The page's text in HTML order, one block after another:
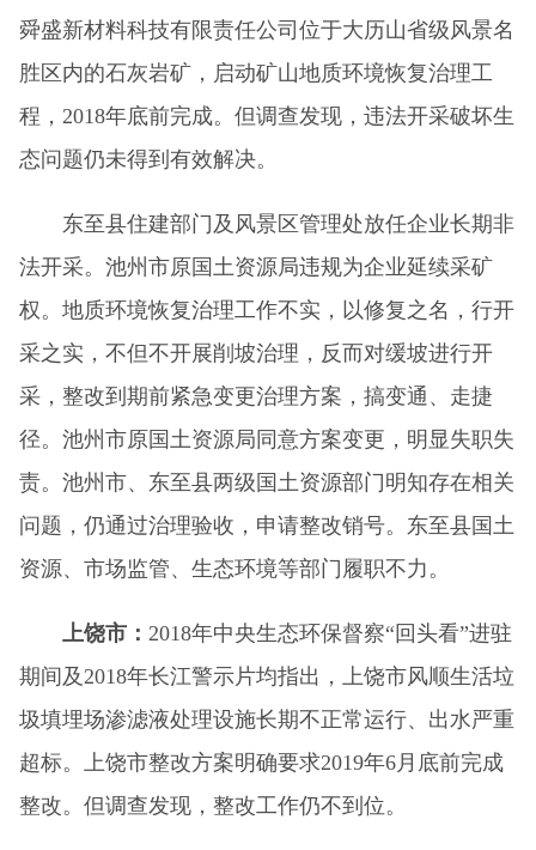
舜盛新材料科技有限责任公司位于大历山省级风景名
胜区内的石灰岩矿，启动矿山地质环境恢复治理工
程，2018年底前完成。但调查发现，违法开采破坏生
态问题仍未得到有效解决。
东至县住建部门及风景区管理处放任企业长期非
法开采。池州市原国土资源局违规为企业延续采矿
权。地质环境恢复治理工作不实，以修复之名，行开
采之实，不但不开展削坡治理，反而对缓坡进行开
采，整改到期前紧急变更治理方案，搞变通、走捷
径。池州市原国土资源局同意方案变更，明显失职失
责。池州市、东至县两级国土资源部门明知存在相关
问题，仍通过治理验收，申请整改销号。东至县国土
资源、市场监管、生态环境等部门履职不力。
上饶市： 2018年中央生态环保督察“回头看”进驻
期间及2018年长江警示片均指出，上饶市风顺生活垃
圾填埋场渗滤液处理设施长期不正常运行、出水严重
超标。上饶市整改方案明确要求2019年6月底前完成
整改。但调查发现，整改工作仍不到位。